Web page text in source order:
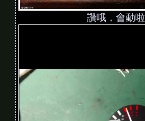
讚哦，會動啦
e
l